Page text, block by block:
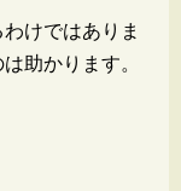
けではありま
助かります。